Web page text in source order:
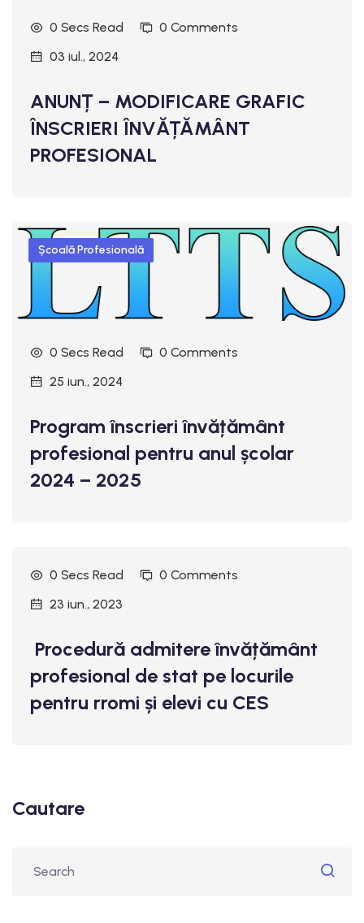
0 Secs Read
0 Comments
03 iul., 2024
ANUNȚ – MODIFICARE GRAFIC
ÎNSCRIERI ÎNVĂȚĂMÂNT
PROFESIONAL
Școală Profesională
0 Secs Read
0 Comments
25 iun., 2024
Program înscrieri învățământ
profesional pentru anul școlar
2024 – 2025
0 Secs Read
0 Comments
23 iun., 2023
Procedură admitere învățământ
profesional de stat pe locurile
pentru rromi și elevi cu CES
Cautare